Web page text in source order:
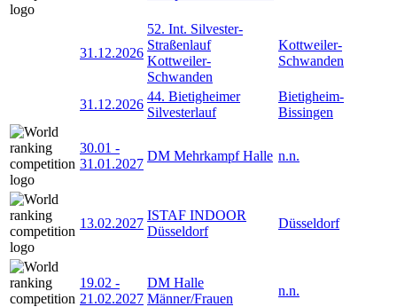
31.12.2026
52. Int. Silvester-
Straßenlauf
Kottweiler-
Schwanden
Kottweiler-
Schwanden
31.12.2026
44. Bietigheimer
Silvesterlauf
Bietigheim-
Bissingen
30.01 -
31.01.2027
DM Mehrkampf Halle n.n.
13.02.2027
ISTAF INDOOR
Düsseldorf
Düsseldorf
19.02 -
21.02.2027
DM Halle
Männer/Frauen
n.n.